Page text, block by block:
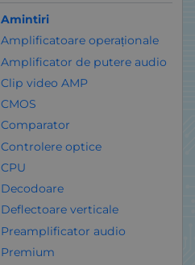
Amintiri
Amplificatoare operaționale
Amplificator de putere audio
Clip video AMP
CMOS
Comparator
Controlere optice
CPU
Decodoare
Deflectoare verticale
Preamplificator audio
Premium